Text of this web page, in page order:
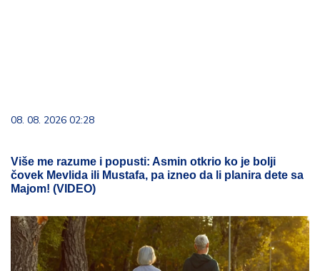
08. 08. 2026 02:28
Više me razume i popusti: Asmin otkrio ko je bolji
čovek Mevlida ili Mustafa, pa izneo da li planira dete sa
Majom! (VIDEO)